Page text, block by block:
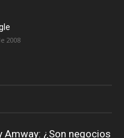
2008
Amway: ¿Son negocios